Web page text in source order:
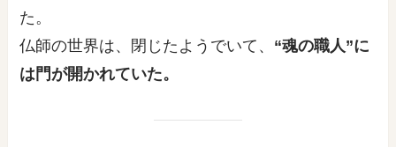
た。
仏師の世界は、閉じたようでいて、 “魂の職人”に
は門が開かれていた。